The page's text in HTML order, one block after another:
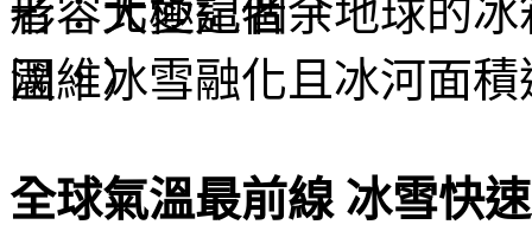
形容北極這個「地球的
溫，冰雪融化且冰河面
全球氣溫最前線 冰雪快